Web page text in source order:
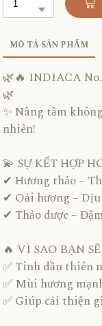
MÔ TẢ SẢN PHẨM
🌿🔥 INDIACA
🌿
✨ Nâng tầm
nhiên!
💫 SỰ KẾT HỢP
✔ Hương thảo –
✔ Oải hương –
✔ Thảo dược –
🔥 VÌ SAO BẠN
✅ Tinh dầu thiên
✅ Mùi hương
✅ Giúp cải thiện